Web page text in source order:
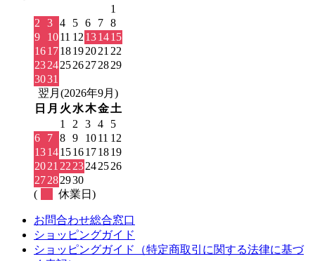
1
2
3 4 5 6 7 8
9
1011 12 131415
161718192021 22
23242526272829
3031
翌月(2026年9月)
日 月 火 水木金土
1
2 3 4
5
6
7 8 9 1011 12
13141516171819
2021 22 23242526
27282930
(
休業日)
お問合わせ総合窓口
ショッピングガイド
ショッピングガイド（特定商取引に関する法律に基づ